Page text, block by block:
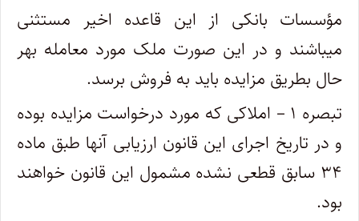
‌مؤسسات بانکی از این قاعده اخیر مستثنی
میباشند و در این صورت ملک مورد معامله بهر
حال بطریق مزایده باید به فروش برسد.
تبصره ۱ – املاکی که مورد درخواست مزایده بوده
و در تاریخ اجرای این قانون ارزیابی آنها طبق ماده
۳۴ سابق قطعی نشده مشمول این قانون خواهند
‌بود.